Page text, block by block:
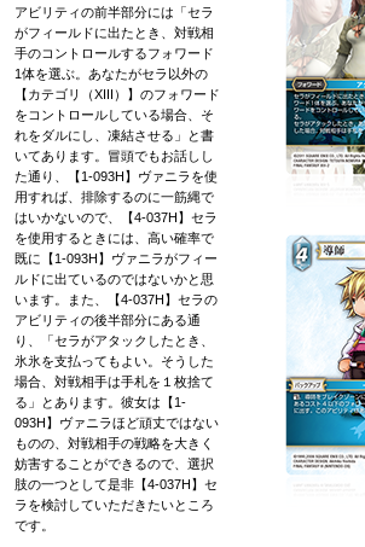
アビリティの前半部分には「セラ
がフィールドに出たとき、対戦相
手のコントロールするフォワード
1体を選ぶ。あなたがセラ以外の
【カテゴリ（XIII）】のフォワード
をコントロールしている場合、そ
れをダルにし、凍結させる」と書
いてあります。冒頭でもお話しし
た通り、【1-093H】ヴァニラを使
用すれば、排除するのに一筋縄で
はいかないので、【4-037H】セラ
を使用するときには、高い確率で
既に【1-093H】ヴァニラがフィー
ルドに出ているのではないかと思
います。また、【4-037H】セラの
アビリティの後半部分にある通
り、「セラがアタックしたとき、
氷氷を支払ってもよい。そうした
場合、対戦相手は手札を１枚捨て
る」とあります。彼女は【1-
093H】ヴァニラほど頑丈ではない
ものの、対戦相手の戦略を大きく
妨害することができるので、選択
肢の一つとして是非【4-037H】セ
ラを検討していただきたいところ
です。